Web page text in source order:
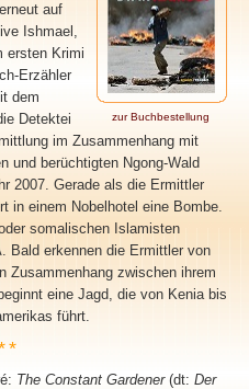
zur Buchbestellung
auf
Ishmael,
ersten Krimi
Erzähler
dem
Detektei
im Zusammenhang mit
und berüchtigten Ngong-Wald
2007. Gerade als die Ermittler
in einem Nobelhotel eine Bombe.
somalischen Islamisten
Bald erkennen die Ermittler von
Zusammenhang zwischen ihrem
eine Jagd, die von Kenia bis
führt.
: The Constant Gardener(dt: Der